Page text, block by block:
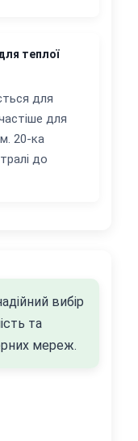
теплої
для
для
20-ка
до
вибір
та
мереж.